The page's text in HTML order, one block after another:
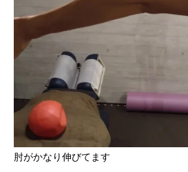
肘がかなり伸びてます